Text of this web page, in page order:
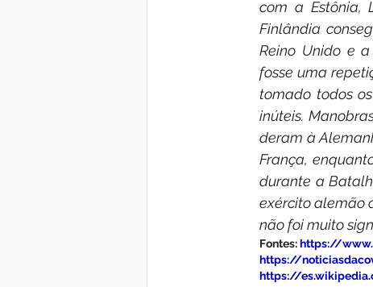
com a Estônia,
Finlândia
Reino Unido e
fosse uma
tomado todos
inúteis.
deram à
França,
durante a
exército alemão
não foi muito
Fontes: https://
https://
https://